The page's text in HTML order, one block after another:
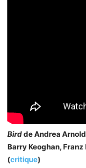
Birdde Andrea
Barry Keoghan,
(critique)